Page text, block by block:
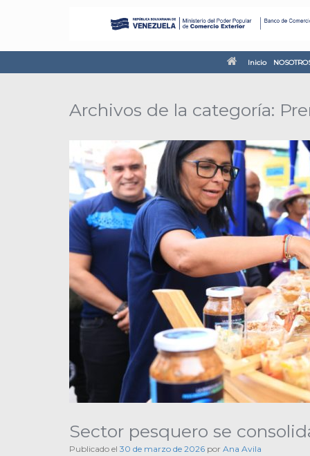
Inicio
Archivos de la categoría:
Sector pesquero se
Publicado el 30 de marzo de 2026 por Ana Avila